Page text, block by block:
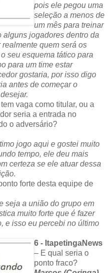
pois ele pegou uma
seleção a menos de
um mês para treinar
alguns jogadores dentro da
quem será os
seu esquema tático para
para um time estar
gostaria, por isso digo
antes de começar o
vaga como titular, ou a
seria a entrada no
o adversário?
jogo aqui e gostei muito
tempo, ele deu mais
certeza se ele atuar dessa
forte desta equipe de
seja a união do grupo em
muito forte que é fazer
e isso eu percebi no último
6 - ItapetingaNews
– E qual seria o
ponto fraco?